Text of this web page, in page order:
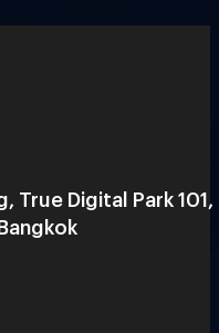
True Digital Park 101,